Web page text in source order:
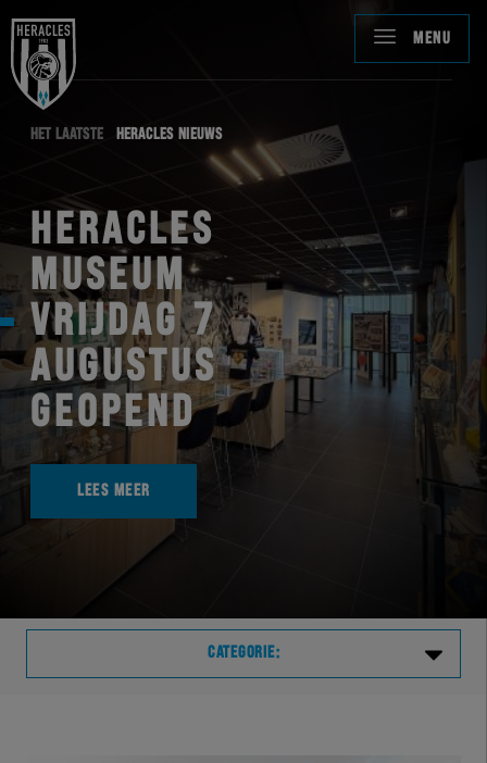
MENU
HET LAATSTE HERACLES NIEUWS
HERACLES
MUSEUM
VRIJDAG 7
AUGUSTUS
GEOPEND
LEES MEER
CATEGORIE: